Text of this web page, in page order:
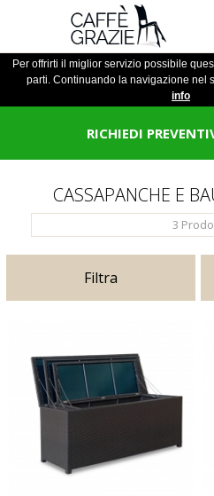
Per offrirti il miglior servizio possibile
parti. Continuando la navigazione nel
info
RICHIEDI
CASSAPANCHE E
3
Filtra